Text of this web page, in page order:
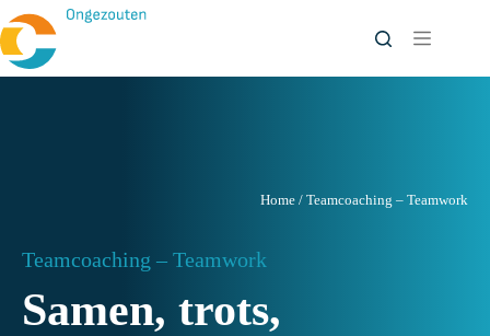
naar
de
inhoud
Home / Teamcoaching – Teamwork
Teamcoaching – Teamwork
Samen, trots,